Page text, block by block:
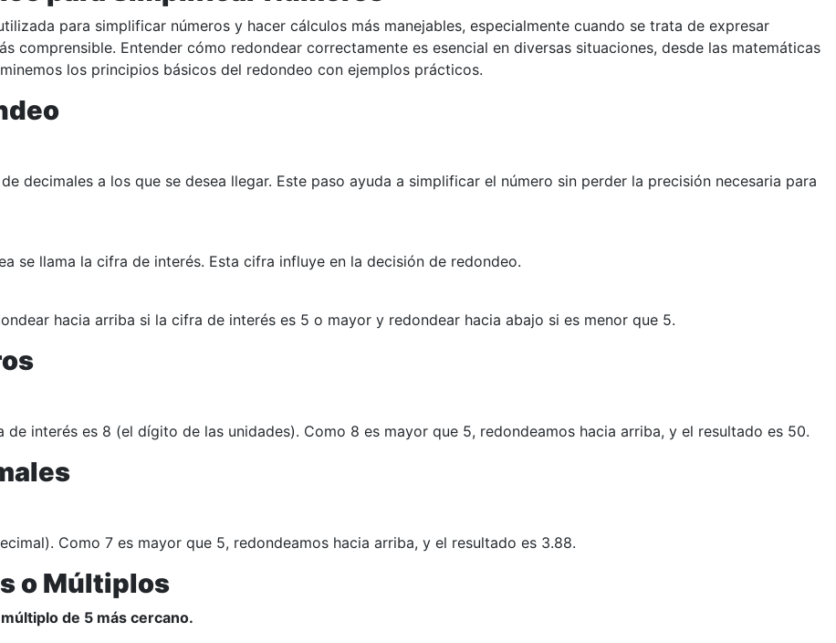
para simplificar números y hacer cálculos más manejables, especialmente cuando se trata de expresar
comprensible. Entender cómo redondear correctamente es esencial en diversas situaciones, desde las matemáticas
los principios básicos del redondeo con ejemplos prácticos.
decimales a los que se desea llegar. Este paso ayuda a simplificar el número sin perder la precisión necesaria para
se llama la cifra de interés. Esta cifra influye en la decisión de redondeo.
hacia arriba si la cifra de interés es 5 o mayor y redondear hacia abajo si es menor que 5.
interés es 8 (el dígito de las unidades). Como 8 es mayor que 5, redondeamos hacia arriba, y el resultado es 50.
Como 7 es mayor que 5, redondeamos hacia arriba, y el resultado es 3.88.
o Múltiplos
de 5 más cercano.